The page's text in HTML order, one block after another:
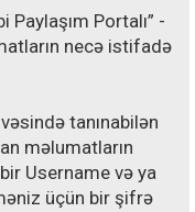
Paylaşım Portalı” -
necə istifadə
tanınabilən
məlumatların
Username və ya
üçün bir şifrə